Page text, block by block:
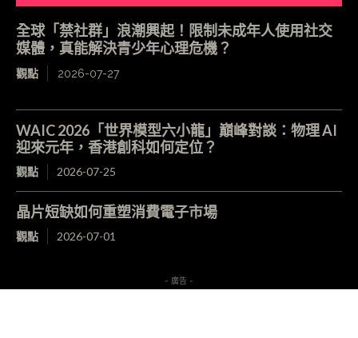
全球「禁社群」浪潮興起！限制未成年人使用社交
媒體，真能解決青少年心理危機？
觀點 2026-07-27
WAIC 2026「世界模型六小龍」巔峰對談：物理 AI
迎來元年，香港創科如何定位？
觀點 2026-07-25
晶片短缺如何重塑消費電子市場
觀點 2026-07-01
- 廣告 -